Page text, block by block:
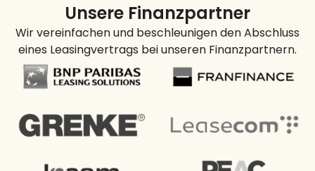
Unsere Finanzpartner
Wir vereinfachen und beschleunigen den Abschluss
eines Leasingvertrags bei unseren Finanzpartnern.